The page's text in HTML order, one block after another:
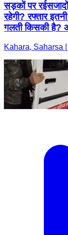
सड़कों पर
रहेगी? रफ्तार
गलती किसकी है?
Kahara, Saharsa